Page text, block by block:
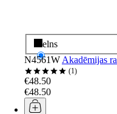
Melns
N4561W Akadēmijas
1
€48.50
€48.50